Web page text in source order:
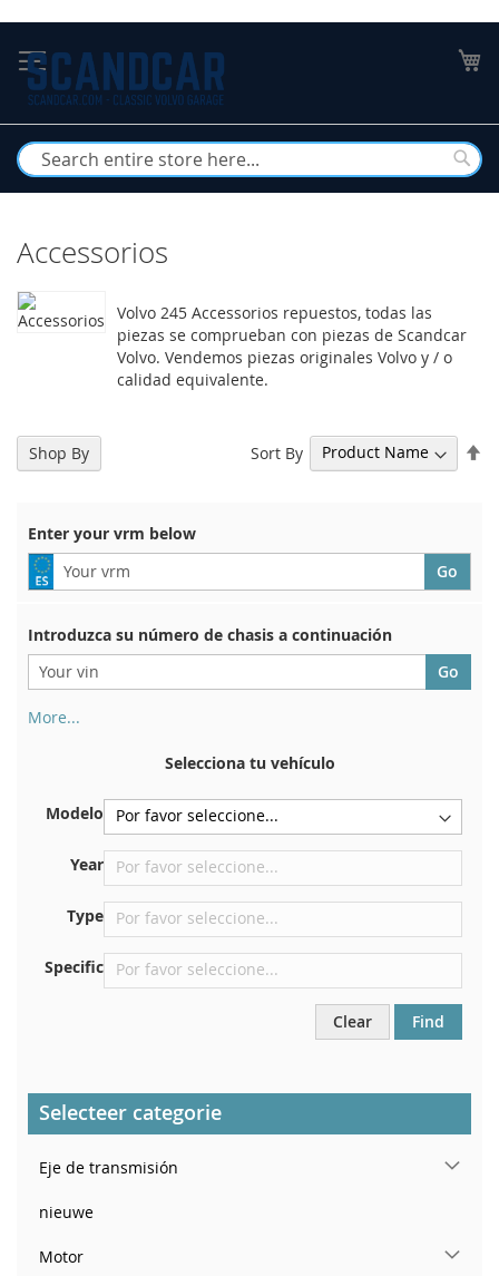
to
Content
Accessorios
Volvo 245 Accessorios repuestos, todas las
piezas se comprueban con piezas de Scandcar
Volvo. Vendemos piezas originales Volvo y / o
calidad equivalente.
Sort By
Enter your vrm below
Introduzca su número de chasis a continuación
More...
certificado de registro. Y también en el coche.
En la placa inferior del asiento delantero derecho
Centrar contra el mamparo debajo del capó.
Justo en el compartimento del motor.
En el pilar de la puerta trasera derecha
Selecciona tu vehículo
Modelo
Year
Type
Specific
Clear Find
Selecteer categorie
Eje de transmisión
nieuwe
Motor
Shop By